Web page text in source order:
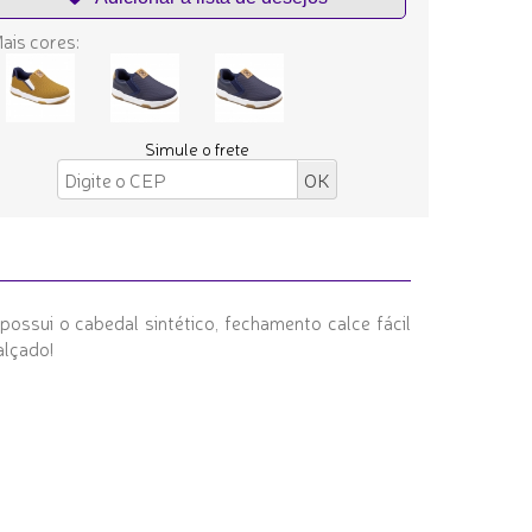
cores:
Simule o frete
o cabedal sintético, fechamento calce fácil